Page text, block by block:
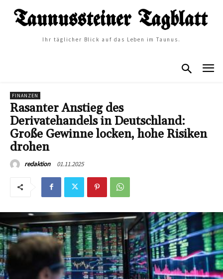
Ihr täglicher Blick auf das Leben im Taunus.
FINANZEN
Rasanter Anstieg des
Derivatehandels in Deutschland:
Große Gewinne locken, hohe Risiken
drohen
redaktion 01.11.2025